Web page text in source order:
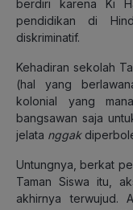
berdiri karena Ki
pendidikan di
diskriminatif.
Kehadiran sekolah
(hal yang
kolonial yang
bangsawan saja
jelata nggak
Untungnya, berkat
Taman Siswa itu,
akhirnya terwujud.